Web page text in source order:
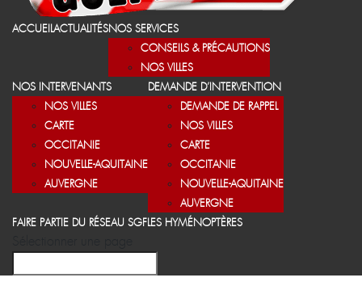
ACCUEILACTUALITÉSNOS SERVICES
CONSEILS & PRÉCAUTIONS
NOS VILLES
NOS INTERVENANTS
NOS VILLES
CARTE
OCCITANIE
NOUVELLE-AQUITAINE
AUVERGNE
DEMANDE D’INTERVENTION
DEMANDE DE RAPPEL
NOS VILLES
CARTE
OCCITANIE
NOUVELLE-AQUITAINE
AUVERGNE
FAIRE PARTIE DU RÉSEAU SGFLES HYMÉNOPTÈRES